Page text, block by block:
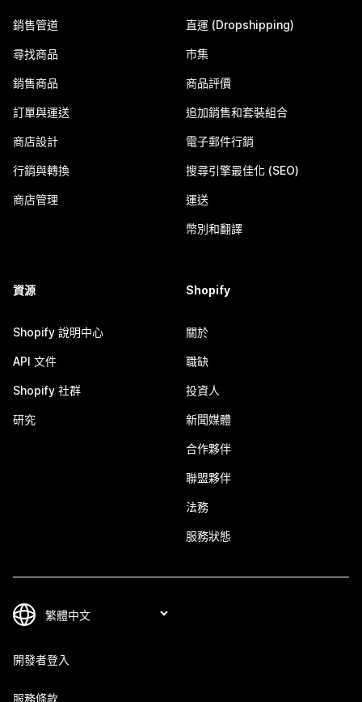
銷售管道
尋找商品
銷售商品
訂單與運送
商店設計
行銷與轉換
商店管理
直運 (Dropshipping)
市集
商品評價
追加銷售和套裝組合
電子郵件行銷
搜尋引擎最佳化 (SEO)
運送
幣別和翻譯
資源
Shopify 說明中心
API 文件
Shopify 社群
研究
Shopify
關於
職缺
投資人
新聞媒體
合作夥伴
聯盟夥伴
法務
服務狀態
開發者登入
服務條款